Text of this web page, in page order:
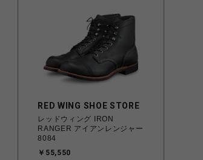
RED WING SHOE STORE
レッドウィング IRON
RANGER アイアンレンジャー
8084
￥55,550